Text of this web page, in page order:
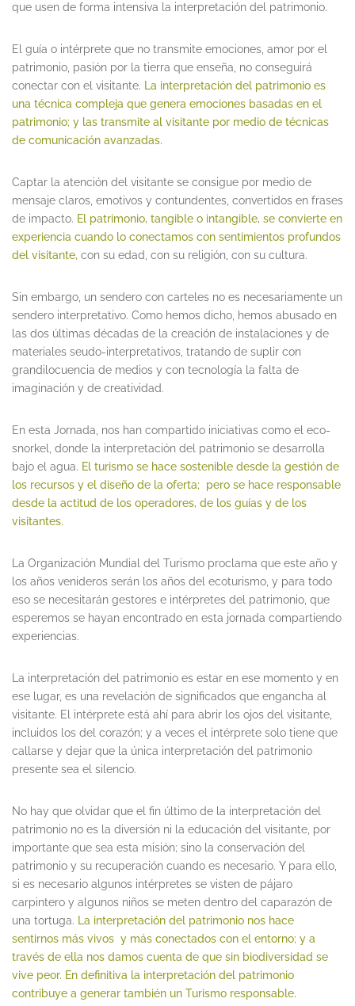
que usen de forma intensiva la interpretación del patrimonio.
El guía o intérprete que no transmite emociones, amor por el
patrimonio, pasión por la tierra que enseña, no conseguirá
conectar con el visitante. La interpretación del patrimonio es
una técnica compleja que genera emociones basadas en el
patrimonio; y las transmite al visitante por medio de técnicas
de comunicación avanzadas.
Captar la atención del visitante se consigue por medio de
mensaje claros, emotivos y contundentes, convertidos en frases
de impacto. El patrimonio, tangible o intangible, se convierte en
experiencia cuando lo conectamos con sentimientos profundos
del visitante, con su edad, con su religión, con su cultura.
Sin embargo, un sendero con carteles no es necesariamente un
sendero interpretativo. Como hemos dicho, hemos abusado en
las dos últimas décadas de la creación de instalaciones y de
materiales seudo-interpretativos, tratando de suplir con
grandilocuencia de medios y con tecnología la falta de
imaginación y de creatividad.
En esta Jornada, nos han compartido iniciativas como el eco-
snorkel, donde la interpretación del patrimonio se desarrolla
bajo el agua. El turismo se hace sostenible desde la gestión de
los recursos y el diseño de la oferta; pero se hace responsable
desde la actitud de los operadores, de los guías y de los
visitantes.
La Organización Mundial del Turismo proclama que este año y
los años venideros serán los años del ecoturismo, y para todo
eso se necesitarán gestores e intérpretes del patrimonio, que
esperemos se hayan encontrado en esta jornada compartiendo
experiencias.
La interpretación del patrimonio es estar en ese momento y en
ese lugar, es una revelación de significados que engancha al
visitante. El intérprete está ahí para abrir los ojos del visitante,
incluidos los del corazón; y a veces el intérprete solo tiene que
callarse y dejar que la única interpretación del patrimonio
presente sea el silencio.
No hay que olvidar que el fin último de la interpretación del
patrimonio no es la diversión ni la educación del visitante, por
importante que sea esta misión; sino la conservación del
patrimonio y su recuperación cuando es necesario. Y para ello,
si es necesario algunos intérpretes se visten de pájaro
carpintero y algunos niños se meten dentro del caparazón de
una tortuga. La interpretación del patrimonio nos hace
sentirnos más vivos y más conectados con el entorno; y a
través de ella nos damos cuenta de que sin biodiversidad se
vive peor. En definitiva la interpretación del patrimonio
contribuye a generar también un Turismo responsable.